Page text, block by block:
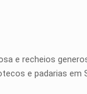
e recheios
e padarias